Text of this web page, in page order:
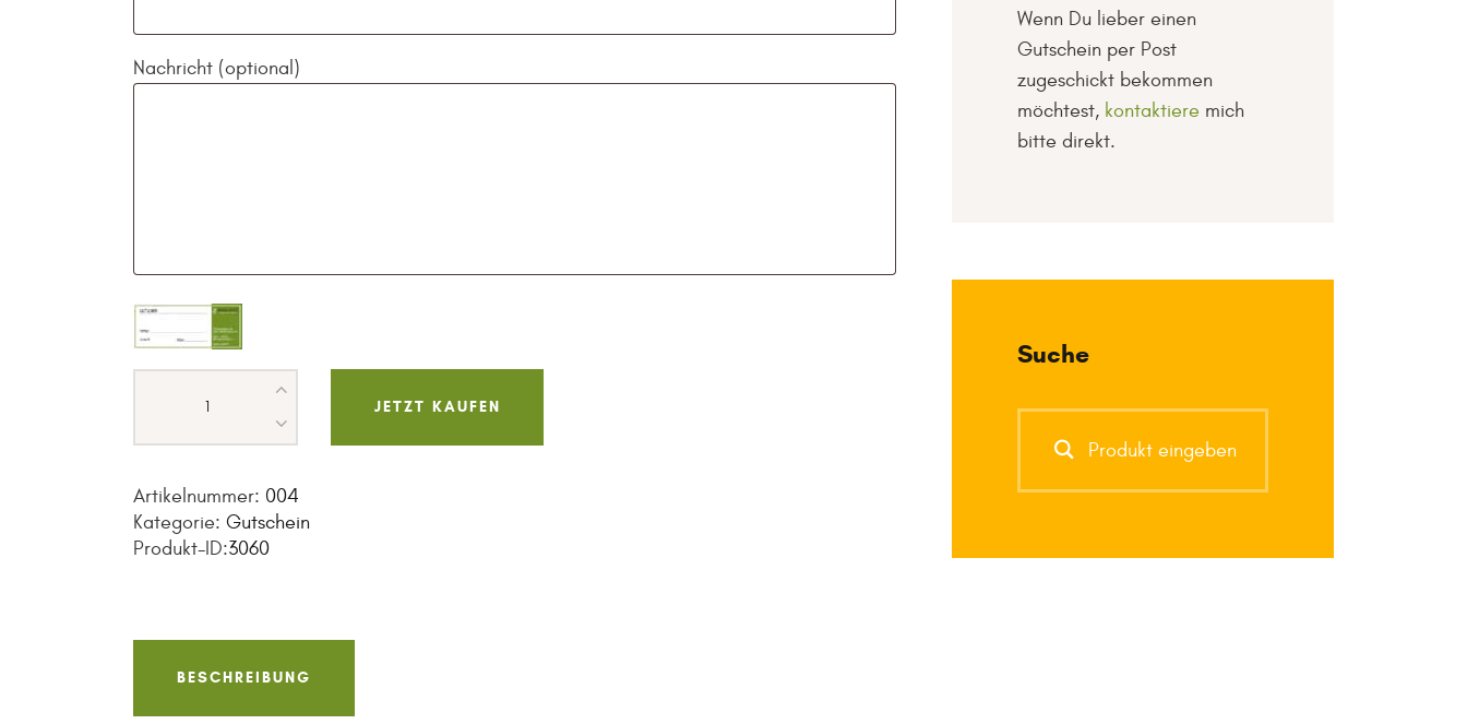
Nachricht (optional)
JETZT KAUFEN
Artikelnummer: 004
Kategorie: Gutschein
Produkt-ID:3060
BESCHREIBUNG
Wenn Du lieber einen
Gutschein per Post
zugeschickt bekommen
möchtest, kontaktiere mich
bitte direkt.
Suche
SEARCH